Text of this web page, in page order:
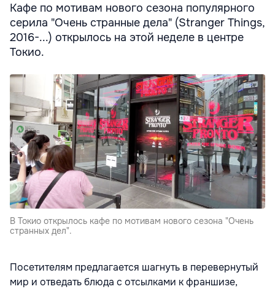
Кафе по мотивам нового сезона популярного
серила "Очень странные дела" (Stranger Things,
2016-...) открылось на этой неделе в центре
Токио.
В Токио открылось кафе по мотивам нового сезона "Очень
странных дел".
Посетителям предлагается шагнуть в перевернутый
мир и отведать блюда с отсылками к франшизе,